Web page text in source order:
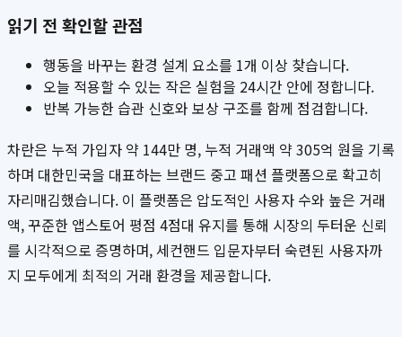
읽기 전 확인할 관점
행동을 바꾸는 환경 설계 요소를 1개 이상 찾습니다.
오늘 적용할 수 있는 작은 실험을 24시간 안에 정합니다.
반복 가능한 습관 신호와 보상 구조를 함께 점검합니다.
차란은 누적 가입자 약 144만 명, 누적 거래액 약 305억 원을 기록
하며 대한민국을 대표하는 브랜드 중고 패션 플랫폼으로 확고히
자리매김했습니다. 이 플랫폼은 압도적인 사용자 수와 높은 거래
액, 꾸준한 앱스토어 평점 4점대 유지를 통해 시장의 두터운 신뢰
를 시각적으로 증명하며, 세컨핸드 입문자부터 숙련된 사용자까
지 모두에게 최적의 거래 환경을 제공합니다.